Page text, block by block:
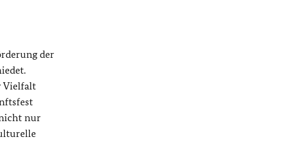
der
Vielfalt
nur